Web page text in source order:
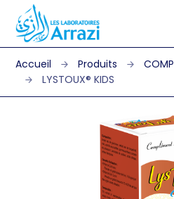
Produits
LYSTOUX® KIDS